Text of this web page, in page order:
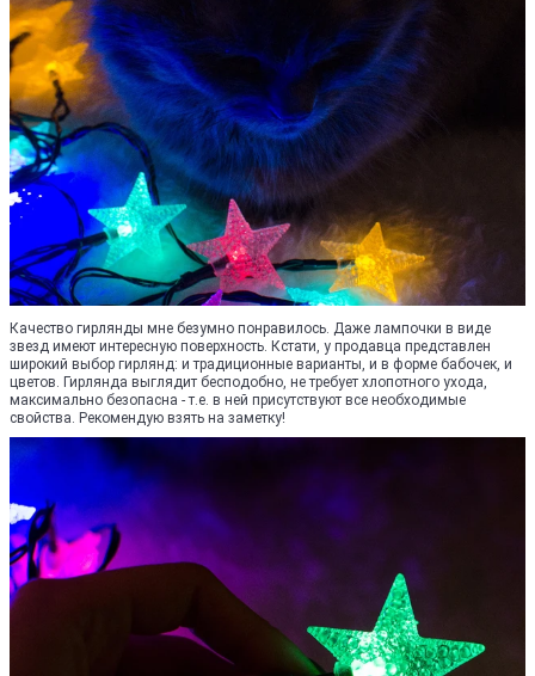
Качество гирлянды мне безумно понравилось. Даже лампочки в виде
звезд имеют интересную поверхность. Кстати, у продавца представлен
широкий выбор гирлянд: и традиционные варианты, и в форме бабочек, и
цветов. Гирлянда выглядит бесподобно, не требует хлопотного ухода,
максимально безопасна - т.е. в ней присутствуют все необходимые
свойства. Рекомендую взять на заметку!